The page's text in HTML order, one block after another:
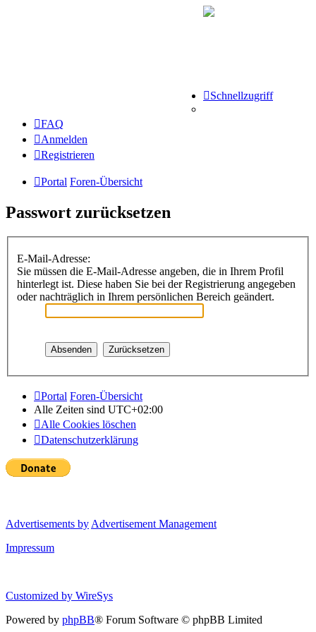
Schnellzugriff
FAQ
Anmelden
Registrieren
Portal Foren-Übersicht
Passwort zurücksetzen
E-Mail-Adresse:
Sie müssen die E-Mail-Adresse angeben, die in Ihrem Profil
hinterlegt ist. Diese haben Sie bei der Registrierung angegeben
oder nachträglich in Ihrem persönlichen Bereich geändert.
Portal Foren-Übersicht
Alle Zeiten sind UTC+02:00
Alle Cookies löschen
Datenschutzerklärung
Advertisements byAdvertisement Management
Impressum
Customized by WireSys
Powered by phpBB® Forum Software © phpBB Limited